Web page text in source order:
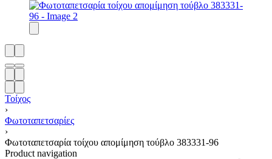
Τοίχος
›
Φωτοταπετσαρίες
›
Φωτοταπετσαρία τοίχου απομίμηση τούβλο 383331-96
Product navigation